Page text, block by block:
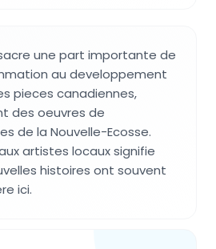
une part importante de
au developpement
pieces canadiennes,
des oeuvres de
de la Nouvelle-Ecosse.
artistes locaux signifie
histoires ont souvent
ici.